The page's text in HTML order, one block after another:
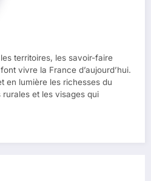
territoires, les savoir-faire
vivre la France d’aujourd’hui.
en lumière les richesses du
et les visages qui